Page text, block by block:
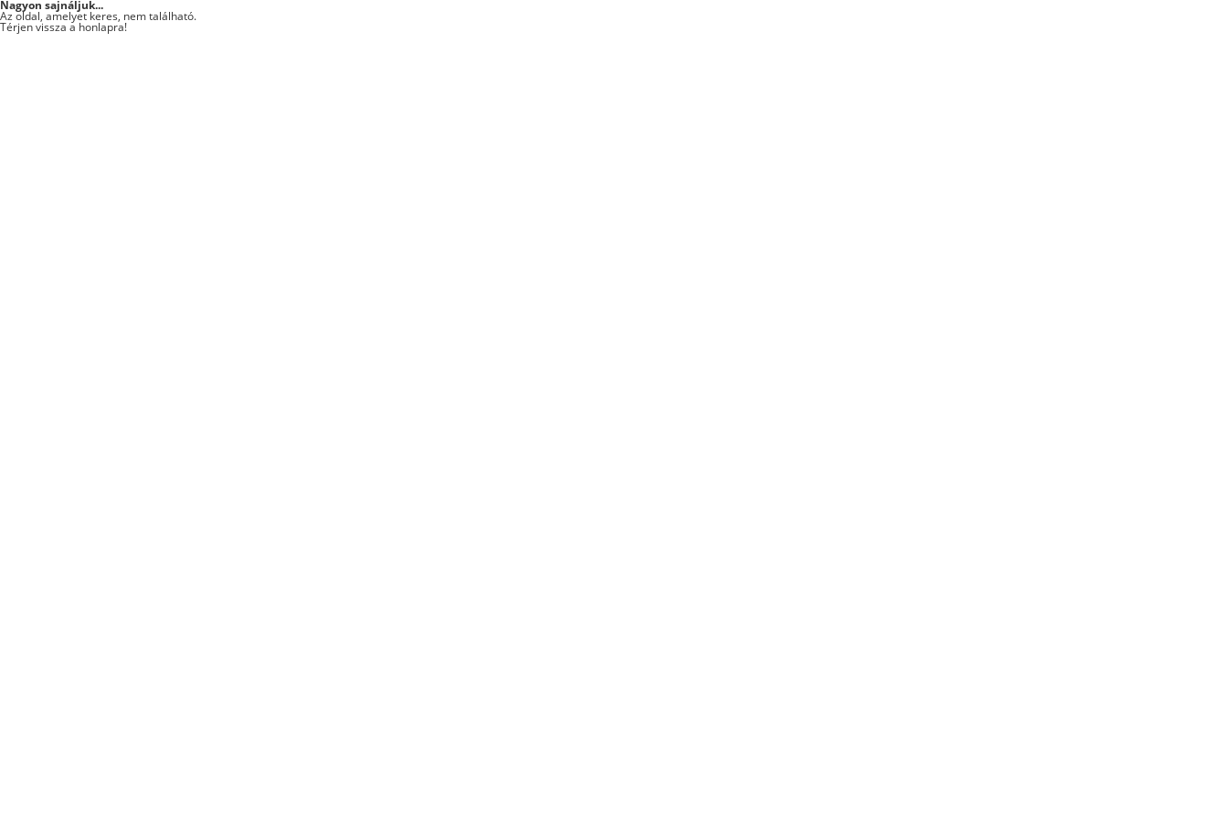
Nagyon sajnáljuk...
Az oldal, amelyet keres, nem található.
Térjen vissza a honlapra!